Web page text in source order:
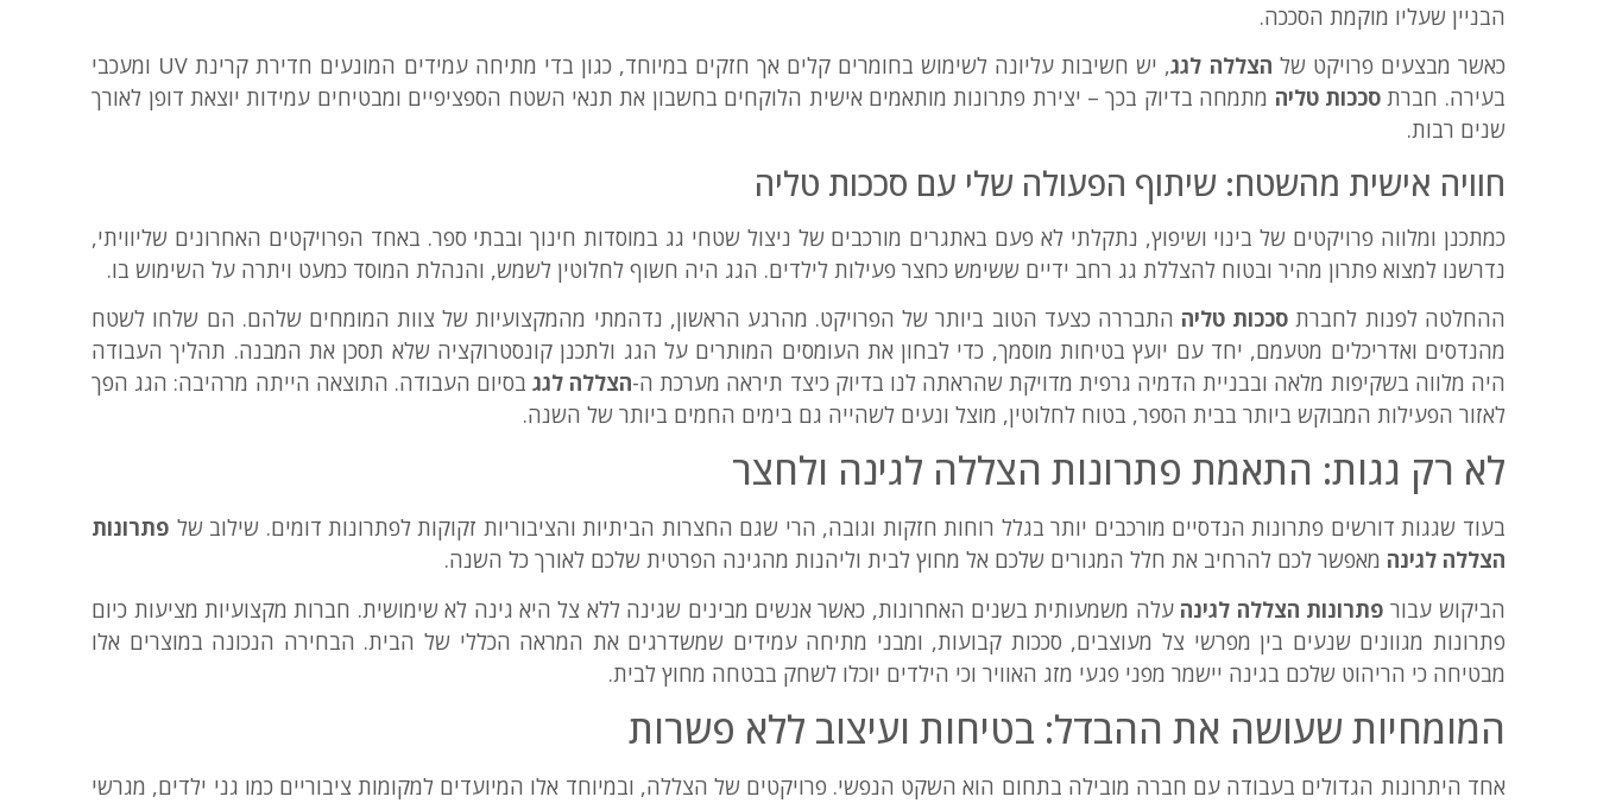
הבניין שעליו מוקמת הסככה.
כאשר מבצעים פרויקט של הצללה לגג
, יש חשיבות עליונה לשימוש בחומרים קלים אך חזקים במיוחד, כגון בדי מתיחה עמידים המונעים חדירת קרינת UV ומעכבי
בעירה. חברת סככות טליה מתמחה בדיוק בכך – יצירת פתרונות מותאמים אישית הלוקחים בחשבון את תנאי השטח הספציפיים ומבטיחים עמידות יוצאת דופן לאורך
שנים רבות.
חוויה אישית מהשטח: שיתוף הפעולה שלי עם סככות טליה
כמתכנן ומלווה פרויקטים של בינוי ושיפוץ, נתקלתי לא פעם באתגרים מורכבים של ניצול שטחי גג במוסדות חינוך ובבתי ספר. באחד הפרויקטים האחרונים שליוויתי,
נדרשנו למצוא פתרון מהיר ובטוח להצללת גג רחב ידיים ששימש כחצר פעילות לילדים. הגג היה חשוף לחלוטין לשמש, והנהלת המוסד כמעט ויתרה על השימוש בו.
ההחלטה לפנות לחברת סככות טליה התבררה כצעד הטוב ביותר של הפרויקט. מהרגע הראשון, נדהמתי מהמקצועיות של צוות המומחים שלהם. הם שלחו לשטח
מהנדסים ואדריכלים מטעמם, יחד עם יועץ בטיחות מוסמך, כדי לבחון את העומסים המותרים על הגג ולתכנן קונסטרוקציה שלא תסכן את המבנה. תהליך העבודה
היה מלווה בשקיפות מלאה ובבניית הדמיה גרפית מדויקת שהראתה לנו בדיוק כיצד תיראה מערכת ה-הצללה לגגבסיום העבודה. התוצאה הייתה מרהיבה: הגג הפך
לאזור הפעילות המבוקש ביותר בבית הספר, בטוח לחלוטין, מוצל ונעים לשהייה גם בימים החמים ביותר של השנה.
לא רק גגות: התאמת פתרונות הצללה לגינה ולחצר
בעוד שגגות דורשים פתרונות הנדסיים מורכבים יותר בגלל רוחות חזקות וגובה, הרי שגם החצרות הביתיות והציבוריות זקוקות לפתרונות דומים. שילוב של פתרונות
הצללה לגינה מאפשר לכם להרחיב את חלל המגורים שלכם אל מחוץ לבית וליהנות מהגינה הפרטית שלכם לאורך כל השנה.
הביקוש עבור פתרונות הצללה לגינה עלה משמעותית בשנים האחרונות, כאשר אנשים מבינים שגינה ללא צל היא גינה לא שימושית. חברות מקצועיות מציעות כיום
פתרונות מגוונים שנעים בין מפרשי צל מעוצבים, סככות קבועות, ומבני מתיחה עמידים שמשדרגים את המראה הכללי של הבית. הבחירה הנכונה במוצרים אלו
מבטיחה כי הריהוט שלכם בגינה יישמר מפני פגעי מזג האוויר וכי הילדים יוכלו לשחק בבטחה מחוץ לבית.
המומחיות שעושה את ההבדל: בטיחות ועיצוב ללא פשרות
אחד היתרונות הגדולים בעבודה עם חברה מובילה בתחום הוא השקט הנפשי. פרויקטים של הצללה, ובמיוחד אלו המיועדים למקומות ציבוריים כמו גני ילדים, מגרשי